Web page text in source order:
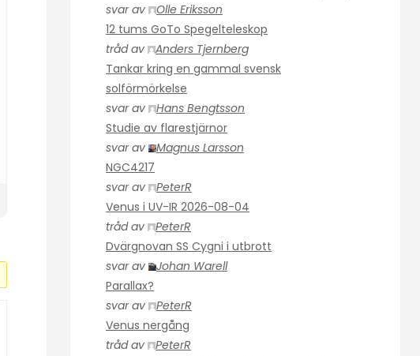
svar av
Olle Eriksson
12 tums GoTo Spegelteleskop
tråd av
Anders Tjernberg
Tankar kring en gammal svensk
solförmörkelse
svar av
Hans Bengtsson
Studie av flarestjärnor
svar av
Magnus Larsson
NGC4217
svar av
PeterR
Venus i UV-IR 2026-08-04
tråd av
PeterR
Dvärgnovan SS Cygni i utbrott
svar av
Johan Warell
Parallax?
svar av
PeterR
Venus nergång
tråd av
PeterR